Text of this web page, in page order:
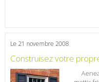
Le 21 novembre 2008
Construisez votre
Aenean nunc. Aenean interdum, ligula quis